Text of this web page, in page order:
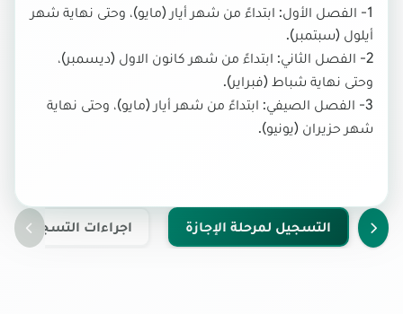
التسجيل لمرحلة الإجازة اجراءات التسجيل
1- الفصل الأول: ابتداءً من شهر أيار (مايو)، وحتى نهاية شهر
أيلول (سبتمبر).
2- الفصل الثاني: ابتداءً من شهر كانون الاول (ديسمبر)،
وحتى نهاية شباط (فبراير).
3- الفصل الصيفي: ابتداءً من شهر أيار (مايو)، وحتى نهاية
شهر حزيران (يونيو).